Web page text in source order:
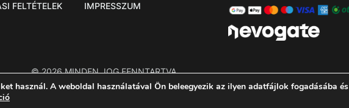
FELTÉTELEK IMPRESSZUM
© 2026 MINDEN JOG FENNTARTVA
használ. A weboldal használatával Ön beleegyezik az ilyen adatfájlok fogadásába és